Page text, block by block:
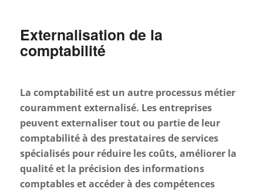
Externalisation de la
comptabilité
La comptabilité est un autre processus métier
couramment externalisé. Les entreprises
peuvent externaliser tout ou partie de leur
comptabilité à des prestataires de services
spécialisés pour réduire les coûts, améliorer la
qualité et la précision des informations
comptables et accéder à des compétences